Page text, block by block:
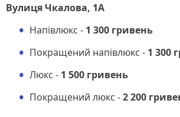
Вулиця Чкалова, 1А
Напівлюкс - 1 300 гривень
Покращений напівлюкс - 1 300
Люкс - 1 500 гривень
Покращений люкс -2 200